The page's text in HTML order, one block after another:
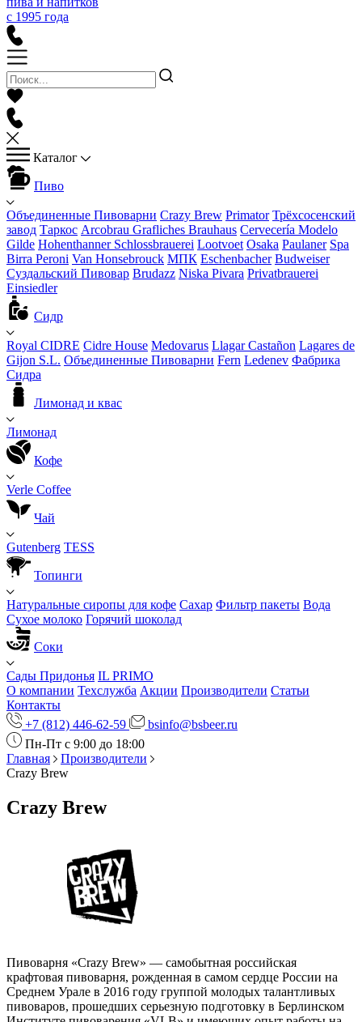
с 1995 года
Каталог
Пиво
Объединенные Пивоварни Crazy Brew Primator Трёхсосенский
завод Таркос Arcobrau Grafliches Brauhaus Cervecería Modelo
Gilde Hohenthanner Schlossbrauerei Lootvoet Osaka Paulaner Spa
Birra Peroni Van Honsebrouck МПК Eschenbacher Budweiser
Суздальский Пивовар Brudazz Niska Pivara Privatbrauerei
Einsiedler
Сидр
Royal CIDRE Cidre House Medovarus Llagar Castañon Lagares de
Gijon S.L. Объединенные Пивоварни Fern Ledenev Фабрика
Сидра
Лимонад и квас
Лимонад
Кофе
Verle Coffee
Чай
Gutenberg TESS
Топинги
Натуральные сиропы для кофе Сахар Фильтр пакеты Вода
Сухое молоко Горячий шоколад
Соки
Сады Придонья IL PRIMO
О компании Техслужба Акции Производители Статьи
Контакты
+7 (812) 446-62-59
bsinfo@bsbeer.ru
Пн-Пт с 9:00 до 18:00
Главная
Производители
Crazy Brew
Crazy Brew
Пивоварня «Crazy Brew» — самобытная российская
крафтовая пивоварня, рожденная в самом сердце России на
Среднем Урале в 2016 году группой молодых талантливых
пивоваров, прошедших серьезную подготовку в Берлинском